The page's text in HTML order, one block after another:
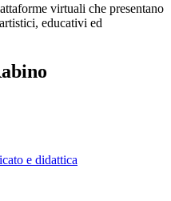
virtuali che presentano
educativi ed
e didattica